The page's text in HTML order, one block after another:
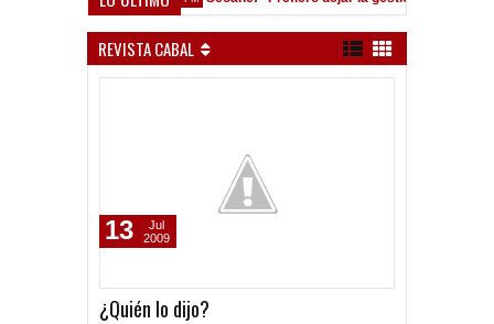
REVISTA CABAL
¿Quién lo dijo?
13
Jul
2009